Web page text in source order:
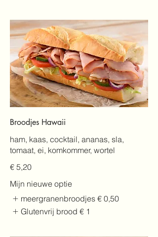
Broodjes Hawaii
ham, kaas, cocktail, ananas, sla,
tomaat, ei, komkommer, wortel
€ 5,20
Mijn nieuwe optie
meergranenbroodjes € 0,50
Glutenvrij brood € 1